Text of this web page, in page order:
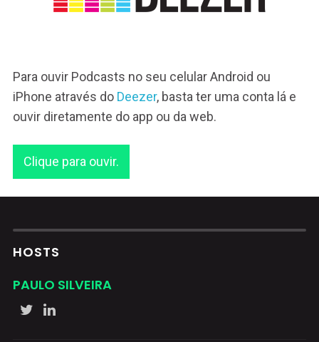
Para ouvir Podcasts no seu celular Android ou
iPhone através do Deezer, basta ter uma conta lá e
ouvir diretamente do app ou da web.
Clique para ouvir.
HOSTS
PAULO SILVEIRA